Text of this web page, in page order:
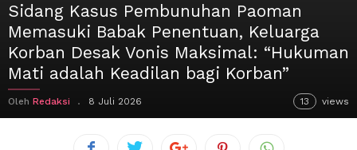
Sidang Kasus Pembunuhan Paoman
Memasuki Babak Penentuan, Keluarga
Korban Desak Vonis Maksimal: “Hukuman
Mati adalah Keadilan bagi Korban”
Oleh Redaksi 8 Juli 2026 13 views